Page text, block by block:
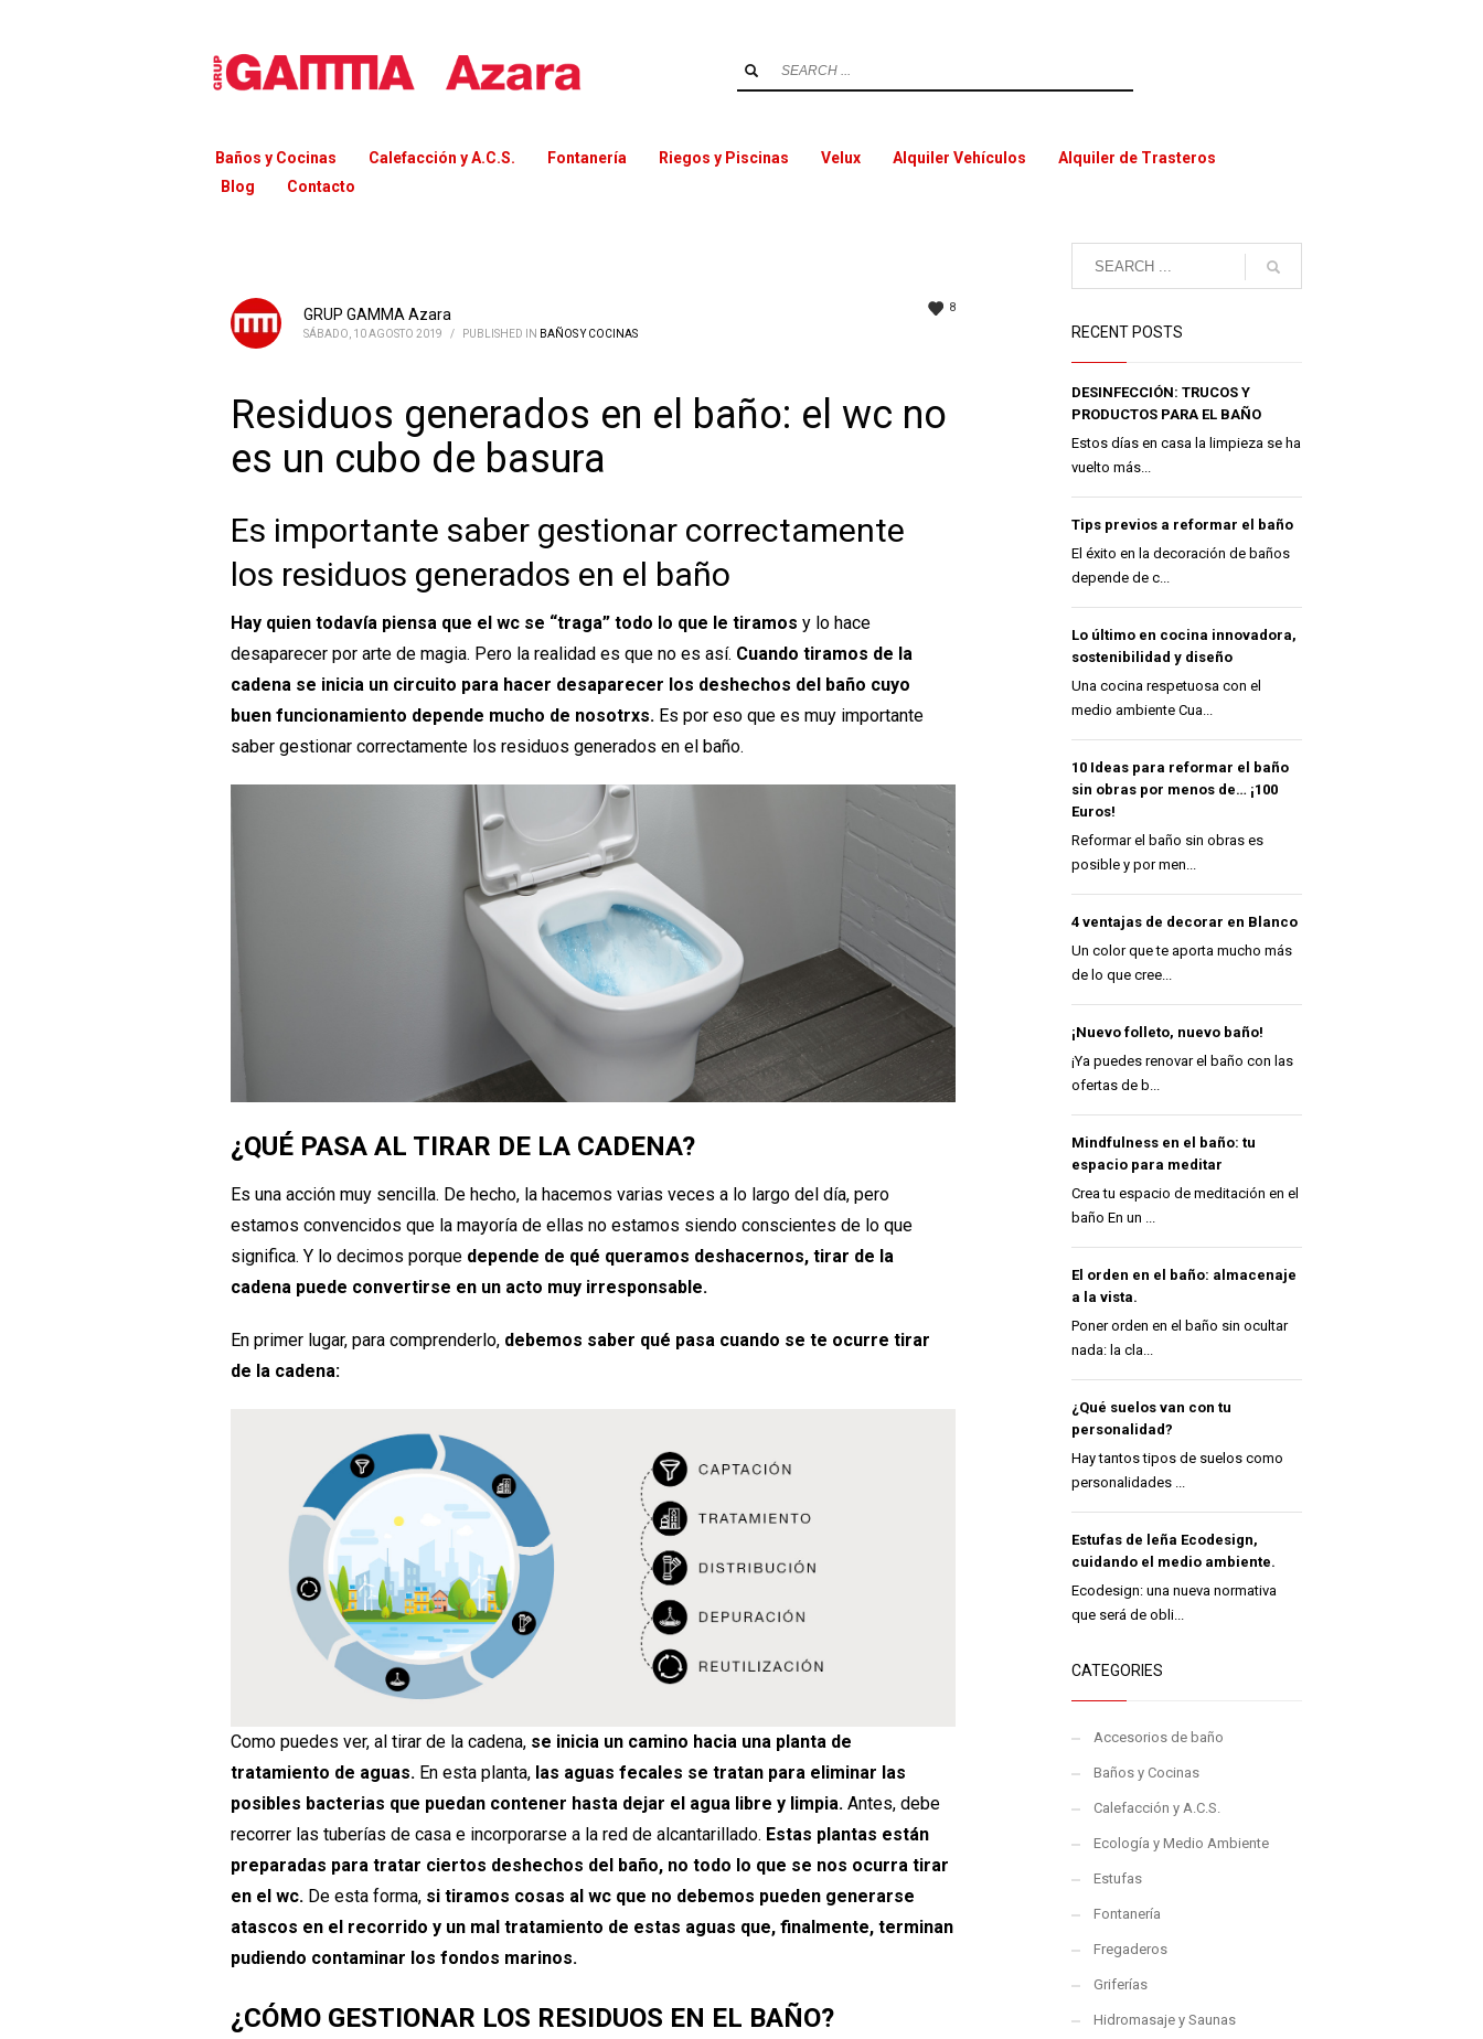
Baños y Cocinas Calefacción y A.C.S. Fontanería Riegos y Piscinas Velux Alquiler Vehículos
Alquiler de Trasteros
Blog
Contacto
8
GRUP GAMMA Azara
SÁBADO, 10 AGOSTO 2019 / PUBLISHED IN BAÑOS Y COCINAS
Residuos generados en el baño: el wc no
es un cubo de basura
Es importante saber gestionar correctamente
los residuos generados en el baño
Hay quien todavía piensa que el wc se “traga” todo lo que le tiramos y lo hace
desaparecer por arte de magia. Pero la realidad es que no es así. Cuando tiramos de la
cadena se inicia un circuito para hacer desaparecer los deshechos del baño cuyo
buen funcionamiento depende mucho de nosotrxs. Es por eso que es muy importante
saber gestionar correctamente los residuos generados en el baño.
¿QUÉ PASA AL TIRAR DE LA CADENA?
Es una acción muy sencilla. De hecho, la hacemos varias veces a lo largo del día, pero
estamos convencidos que la mayoría de ellas no estamos siendo conscientes de lo que
significa. Y lo decimos porque depende de qué queramos deshacernos, tirar de la
cadena puede convertirse en un acto muy irresponsable.
En primer lugar, para comprenderlo, debemos saber qué pasa cuando se te ocurre tirar
de la cadena:
Como puedes ver, al tirar de la cadena, se inicia un camino hacia una planta de
tratamiento de aguas. En esta planta, las aguas fecales se tratan para eliminar las
posibles bacterias que puedan contener hasta dejar el agua libre y limpia.Antes, debe
recorrer las tuberías de casa e incorporarse a la red de alcantarillado. Estas plantas están
preparadas para tratar ciertos deshechos del baño, no todo lo que se nos ocurra tirar
en el wc. De esta forma, si tiramos cosas al wc que no debemos pueden generarse
atascos en el recorrido y un mal tratamiento de estas aguas que, finalmente, terminan
pudiendo contaminar los fondos marinos.
¿CÓMO GESTIONAR LOS RESIDUOS EN EL BAÑO?
RECENT POSTS
DESINFECCIÓN: TRUCOS Y
PRODUCTOS PARA EL BAÑO
Estos días en casa la limpieza se ha
vuelto más...
Tips previos a reformar el baño
El éxito en la decoración de baños
depende de c...
Lo último en cocina innovadora,
sostenibilidad y diseño
Una cocina respetuosa con el
medio ambiente Cua...
10 Ideas para reformar el baño
sin obras por menos de… ¡100
Euros!
Reformar el baño sin obras es
posible y por men...
4 ventajas de decorar en Blanco
Un color que te aporta mucho más
de lo que cree...
¡Nuevo folleto, nuevo baño!
¡Ya puedes renovar el baño con las
ofertas de b...
Mindfulness en el baño: tu
espacio para meditar
Crea tu espacio de meditación en el
baño En un ...
El orden en el baño: almacenaje
a la vista.
Poner orden en el baño sin ocultar
nada: la cla...
¿Qué suelos van con tu
personalidad?
Hay tantos tipos de suelos como
personalidades ...
Estufas de leña Ecodesign,
cuidando el medio ambiente.
Ecodesign: una nueva normativa
que será de obli...
CATEGORIES
Accesorios de baño
Baños y Cocinas
Calefacción y A.C.S.
Ecología y Medio Ambiente
Estufas
Fontanería
Fregaderos
Griferías
Hidromasaje y Saunas